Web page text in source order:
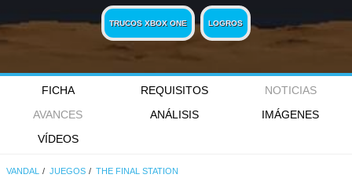
TRUCOS XBOX ONE LOGROS
FICHA REQUISITOS
NOTICIAS
AVANCES
ANÁLISIS
IMÁGENES
VÍDEOS
VANDAL JUEGOS THE FINAL STATION